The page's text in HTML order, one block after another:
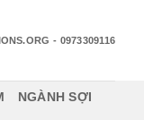
- 0973309116
NGÀNH SỢI